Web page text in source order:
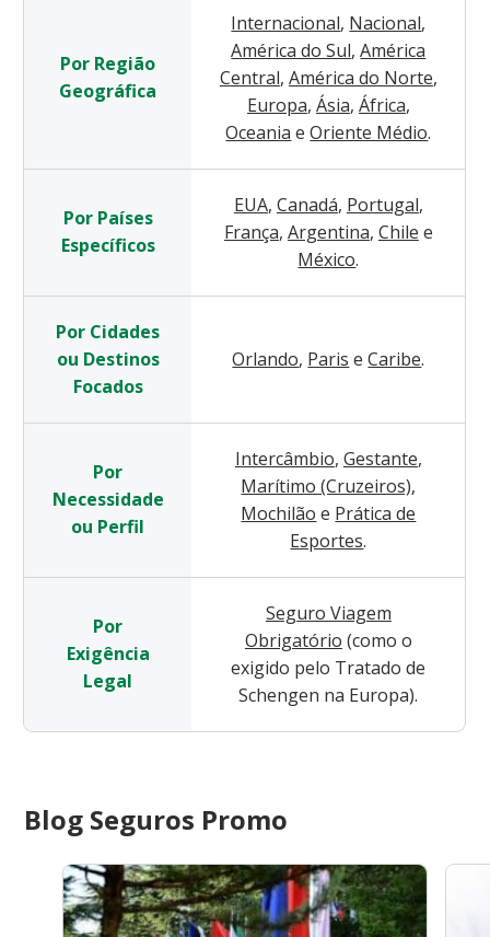
Por Região
Geográfica
Internacional, Nacional,
América do Sul, América
Central, América do Norte,
Europa, Ásia, África,
Oceania e Oriente Médio.
Por Países
Específicos
EUA, Canadá, Portugal,
França, Argentina, Chile e
México.
Por Cidades
ou Destinos
Focados
Orlando, Paris e Caribe.
Por
Necessidade
ou Perfil
Intercâmbio, Gestante,
Marítimo (Cruzeiros),
Mochilão e Prática de
Esportes.
Por
Exigência
Legal
Seguro Viagem
Obrigatório (como o
exigido pelo Tratado de
Schengen na Europa).
Blog Seguros Promo